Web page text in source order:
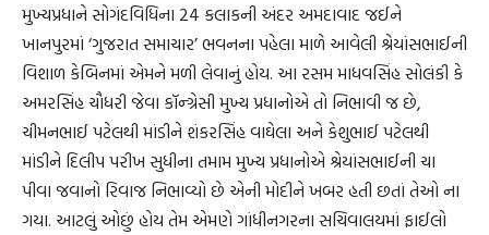
મુખ્યપ્રધાને સોગંદવિધિના 24 કલાકની અંદર અમદાવાદ જઈને
ખાનપુરમાં ‘ગુજરાત સમાચાર’ ભવનના પહેલા માળે આવેલી શ્રેયાંસભાઈની
વિશાળ કેબિનમાં એમને મળી લેવાનું હોય. આ રસમ માધવસિંહ સોલંકી કે
અમરસિંહ ચૌધરી જેવા કૉન્ગ્રેસી મુખ્ય પ્રધાનોએ તો નિભાવી જ છે,
ચીમનભાઈ પટેલથી માંડીને શંકરસિંહ વાઘેલા અને કેશુભાઈ પટેલથી
માંડીને દિલીપ પરીખ સુધીના તમામ મુખ્ય પ્રધાનોએ શ્રેયાંસભાઈની ચા
પીવા જવાનો રિવાજ નિભાવ્યો છે એની મોદીને ખબર હતી છતાં તેઓ ના
ગયા. આટલું ઓછું હોય તેમ એમણે ગાંધીનગરના સચિવાલયમાં ફાઈલો